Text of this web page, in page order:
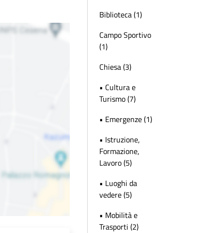
Biblioteca (1)
Campo Sportivo
(1)
Chiesa (3)
• Cultura e
Turismo (7)
• Emergenze (1)
• Istruzione,
Formazione,
Lavoro (5)
• Luoghi da
vedere (5)
• Mobilità e
Trasporti (2)